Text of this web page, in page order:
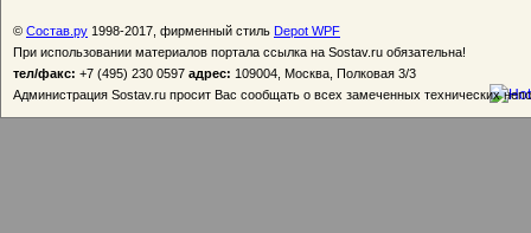
© Состав.ру 1998-2017, фирменный стиль Depot WPF
При использовании материалов портала ссылка на Sostav.ru обязательна!
тел/факс: +7 (495) 230 0597 адрес: 109004, Москва, Полковая 3/3
Администрация Sostav.ru просит Вас сообщать о всех замеченных технических